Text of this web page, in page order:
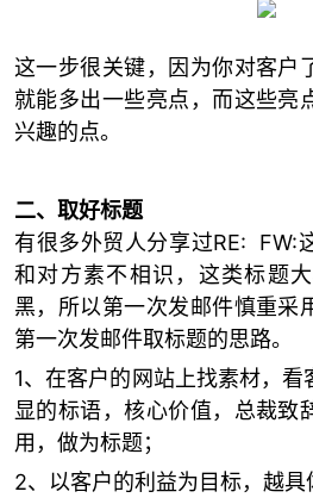
这一步很关键，因为你对客户
就能多出一些亮点，而这些亮
兴趣的点。
二、取好标题
有很多外贸人分享过RE: FW:
和对方素不相识，这类标题
黑，所以第一次发邮件慎重采
第一次发邮件取标题的思路。
1、在客户的网站上找素材，看
显的标语，核心价值，总裁致
用，做为标题；
2、以客户的利益为目标，越具